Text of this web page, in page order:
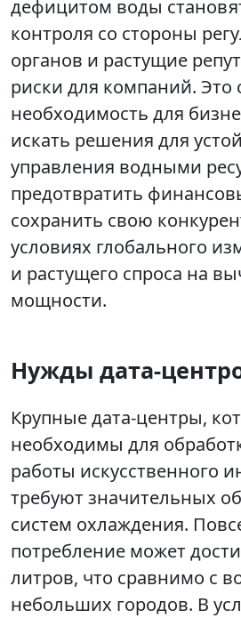
дефицитом воды
контроля со стороны
органов и растущие
риски для компаний. Это
необходимость для
искать решения для
управления водными
предотвратить
сохранить свою
условиях глобального
и растущего спроса на
мощности.
Нужды дата-
Крупные дата-центры,
необходимы для
работы искусственного
требуют значительных
систем охлаждения.
потребление может
литров, что сравнимо с
небольших городов. В